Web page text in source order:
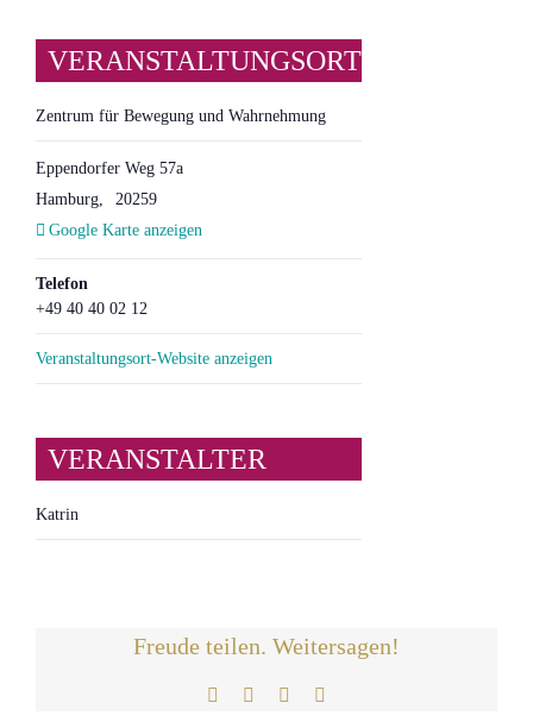
VERANSTALTUNGSORT
Zentrum für Bewegung und Wahrnehmung
Eppendorfer Weg 57a
Hamburg,
20259
Google Karte anzeigen
Telefon
+49 40 40 02 12
Veranstaltungsort-Website anzeigen
VERANSTALTER
Katrin
Freude teilen. Weitersagen!
Facebook
TwitterLinkedIn